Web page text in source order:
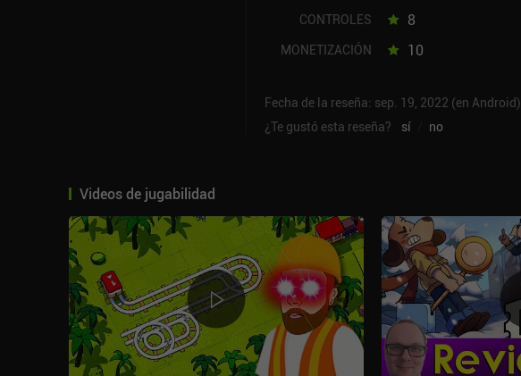
CONTROLES 8
MONETIZACIÓN 10
Fecha de la reseña: sep. 19, 2022 (en Android)
¿Te gustó esta reseña?
sí no
Videos de jugabilidad